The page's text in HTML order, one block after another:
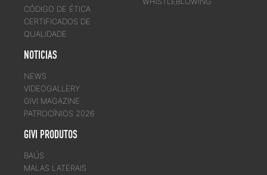
CÓDIGO DE ÉTICA
CERTIFICADOS DE
QUALIDADE
NOTICIAS
NEWS
VIDEOGALLERY
GIVI MAGAZINE
PATROCÍNIOS 2026
GIVI PRODUTOS
BAÚS
MALAS LATERAIS